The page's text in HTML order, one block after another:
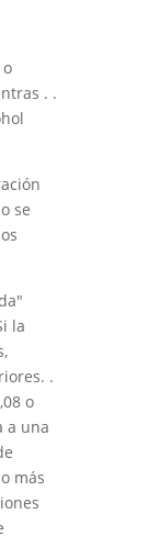
. .
se
la
.
o
a una
más